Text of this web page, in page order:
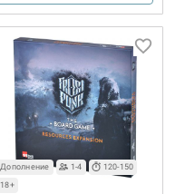
Дополнение 1-4
120-150
18+